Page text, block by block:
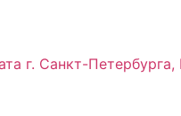
г. Санкт-